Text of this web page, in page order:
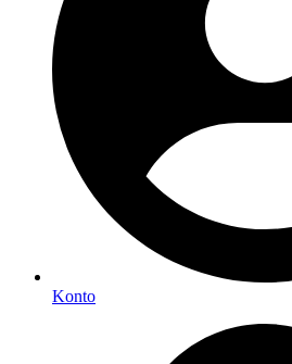
Konto